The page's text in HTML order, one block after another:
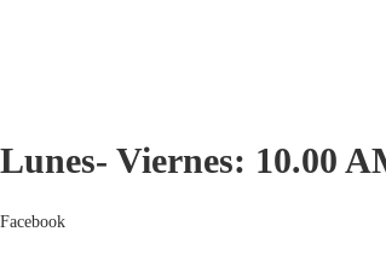
Lunes- Viernes: 10.00
Facebook